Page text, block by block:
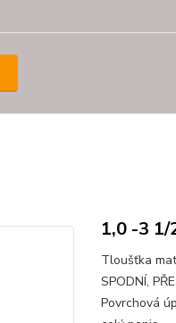
1,0 -3 1/
Tloušťka
SPODNÍ,
Povrchová